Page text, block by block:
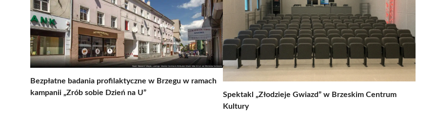
Bezpłatne badania profilaktyczne w Brzegu w ramach
kampanii „Zrób sobie Dzień na U”
Spektakl „Złodzieje Gwiazd” w Brzeskim Centrum
Kultury